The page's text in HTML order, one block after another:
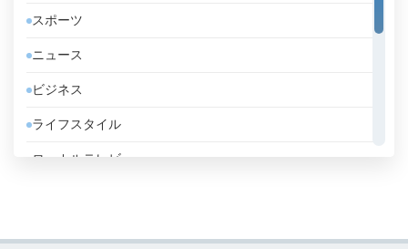
アルメニア
アンゴラ
アンドラ
イエメン
スポーツ
ニュース
ビジネス
ライフスタイル
ローカルテレビ